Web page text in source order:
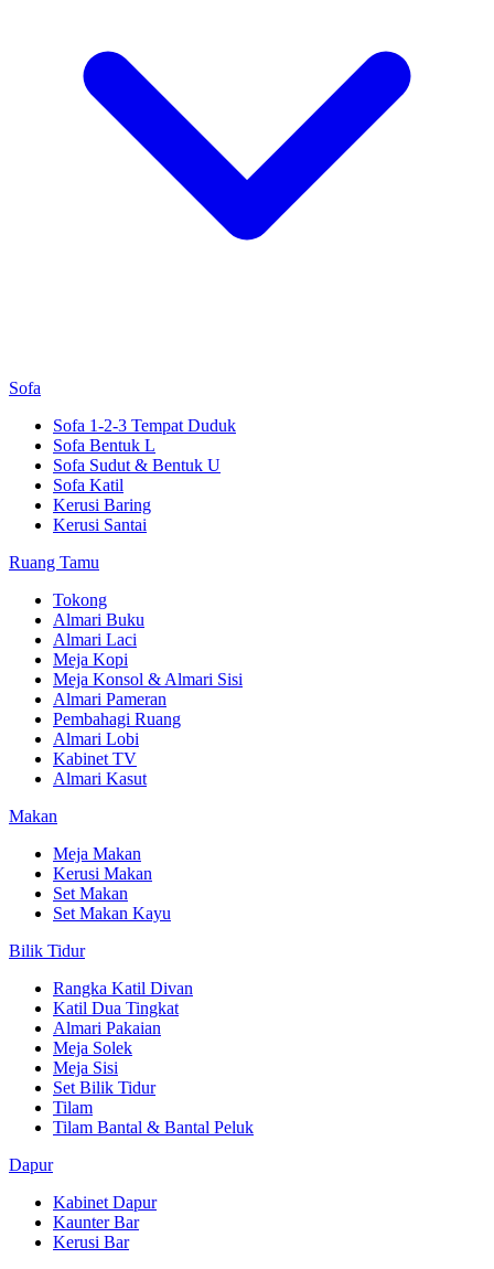
Sofa
Sofa 1-2-3 Tempat Duduk
Sofa Bentuk L
Sofa Sudut & Bentuk U
Sofa Katil
Kerusi Baring
Kerusi Santai
Ruang Tamu
Tokong
Almari Buku
Almari Laci
Meja Kopi
Meja Konsol & Almari Sisi
Almari Pameran
Pembahagi Ruang
Almari Lobi
Kabinet TV
Almari Kasut
Makan
Meja Makan
Kerusi Makan
Set Makan
Set Makan Kayu
Bilik Tidur
Rangka Katil Divan
Katil Dua Tingkat
Almari Pakaian
Meja Solek
Meja Sisi
Set Bilik Tidur
Tilam
Tilam Bantal & Bantal Peluk
Dapur
Kabinet Dapur
Kaunter Bar
Kerusi Bar